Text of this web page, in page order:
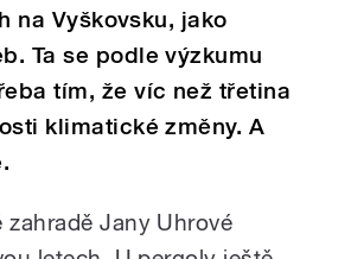
na Vyškovsku, jako
Ta se podle výzkumu
tím, že víc než třetina
klimatické změny. A
.
zahradě Jany Uhrové